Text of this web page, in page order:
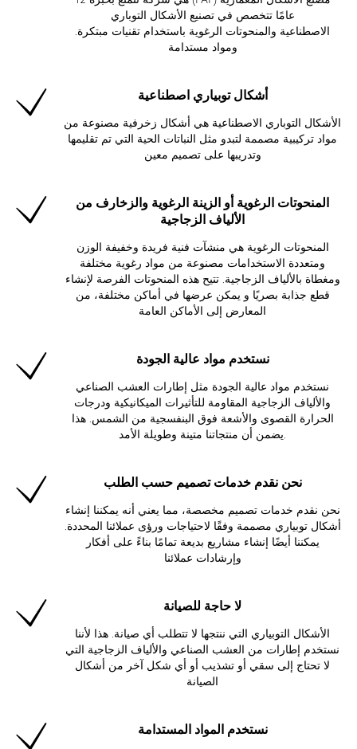
عامًا تتخصص في تصنيع الأشكال التوباري
ومواد مستدامة
أشكال توبياري اصطناعية
الأشكال التوباري الاصطناعية هي أشكال زخرفية مصنوعة من
مواد تركيبية مصممة لتبدو مثل النباتات الحية التي تم تقليمها
وتدريبها على تصميم معين
المنحوتات الرغوية أو الزينة الرغوية والزخارف من
الألياف الزجاجية
المنحوتات الرغوية هي منشآت فنية فريدة وخفيفة الوزن
ومتعددة الاستخدامات مصنوعة من مواد رغوية مختلفة
ومغطاة بالألياف الزجاجية. تتيح هذه المنحوتات الفرصة لإنشاء
قطع جذابة بصريًا و يمكن عرضها في أماكن مختلفة، من
المعارض إلى الأماكن العامة
نستخدم مواد عالية الجودة
نستخدم مواد عالية الجودة مثل إطارات العشب الصناعي
والألياف الزجاجية المقاومة للتأثيرات الميكانيكية ودرجات
الحرارة القصوى والأشعة فوق البنفسجية من الشمس. هذا
نحن نقدم خدمات تصميم حسب الطلب
نحن نقدم خدمات تصميم مخصصة، مما يعني أنه يمكننا إنشاء
أشكال توبياري مصممة وفقًا لاحتياجات ورؤى عملائنا المحددة.
يمكننا أيضًا إنشاء مشاريع بديعة تمامًا بناءً على أفكار
وإرشادات عملائنا
لا حاجة للصيانة
الأشكال التوبياري التي ننتجها لا تتطلب أي صيانة. هذا لأننا
نستخدم إطارات من العشب الصناعي والألياف الزجاجية التي
لا تحتاج إلى سقي أو تشذيب أو أي شكل آخر من أشكال
الصيانة
نستخدم المواد المستدامة